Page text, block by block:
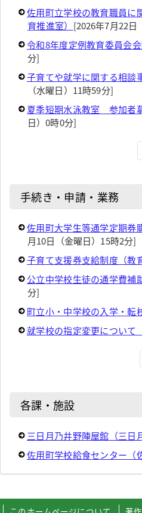
移住
佐用町立学校の教育職員に
育推進室） [2026年7月22日
令和8年度定例教育委員会
分]
子育てや就学に関する相談
（水曜日）11時59分]
夏季短期水泳教室 参加者
日）0時0分]
手続き・申請・業務
佐用町大学生等通学定期券
月10日（金曜日）15時2分]
子育て支援券支給制度（教
公立中学校生徒の通学費補
分]
町立小・中学校の入学・転
就学校の指定変更について
各課・施設
三日月乃井野陣屋館（三日
佐用町学校給食センター（